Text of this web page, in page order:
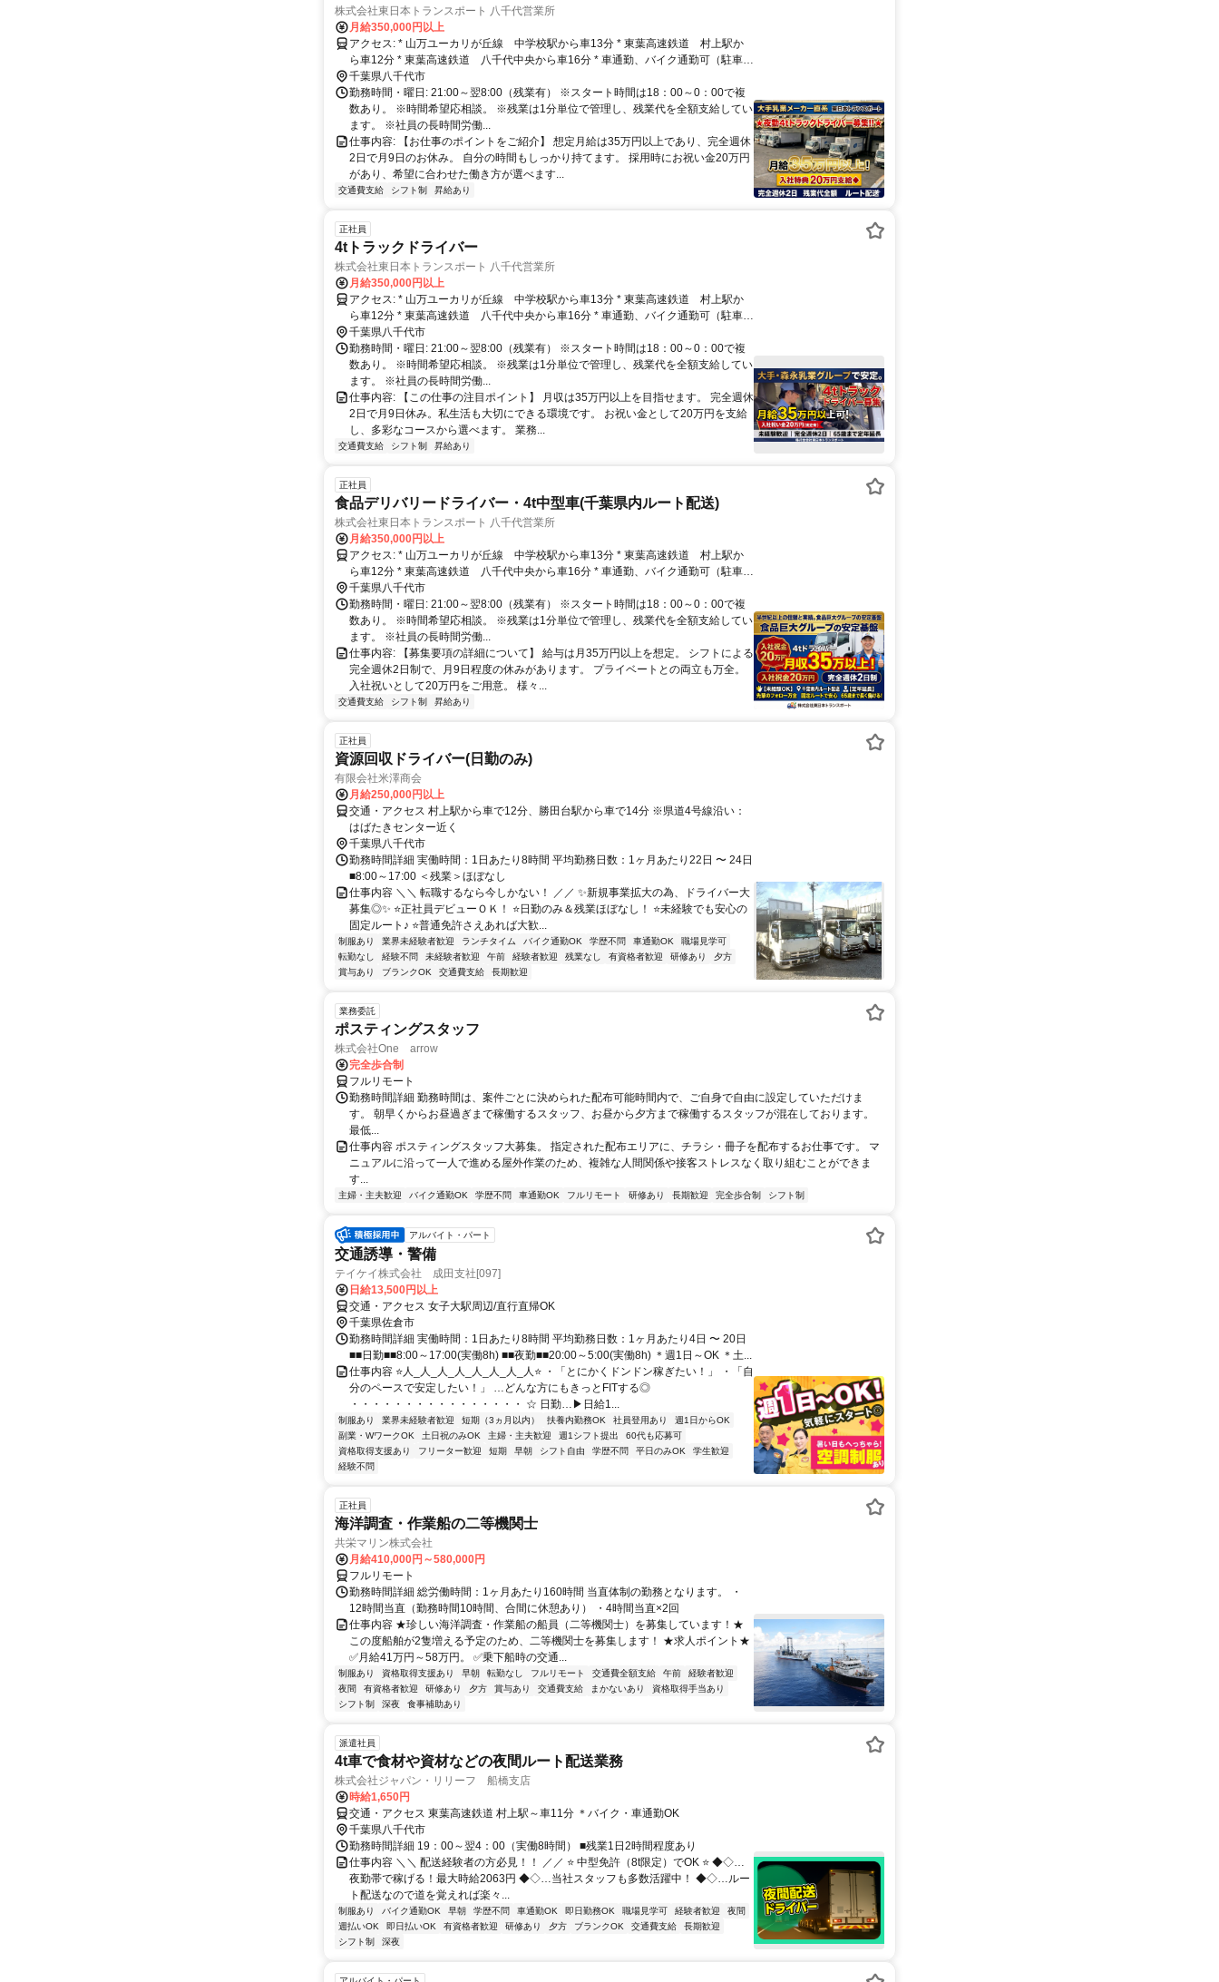
株式会社東日本トランスポート 八千代営業所
月給350,000円以上
アクセス: * 山万ユーカリが丘線 中学校駅から車13分 * 東葉高速鉄道 村上駅か
ら車12分 * 東葉高速鉄道 八千代中央から車16分 * 車通勤、バイク通勤可（駐車場
あり）
千葉県八千代市
勤務時間・曜日: 21:00～翌8:00（残業有） ※スタート時間は18：00～0：00で複
数あり。 ※時間希望応相談。 ※残業は1分単位で管理し、残業代を全額支給してい
ます。 ※社員の長時間労働...
仕事内容: 【お仕事のポイントをご紹介】 想定月給は35万円以上であり、完全週休
2日で月9日のお休み。 自分の時間もしっかり持てます。 採用時にお祝い金20万円
があり、希望に合わせた働き方が選べます...
交通費支給 シフト制 昇給あり
正社員
4tトラックドライバー
株式会社東日本トランスポート 八千代営業所
月給350,000円以上
アクセス: * 山万ユーカリが丘線 中学校駅から車13分 * 東葉高速鉄道 村上駅か
ら車12分 * 東葉高速鉄道 八千代中央から車16分 * 車通勤、バイク通勤可（駐車場
あり）
千葉県八千代市
勤務時間・曜日: 21:00～翌8:00（残業有） ※スタート時間は18：00～0：00で複
数あり。 ※時間希望応相談。 ※残業は1分単位で管理し、残業代を全額支給してい
ます。 ※社員の長時間労働...
仕事内容: 【この仕事の注目ポイント】 月収は35万円以上を目指せます。 完全週休
2日で月9日休み。私生活も大切にできる環境です。 お祝い金として20万円を支給
し、多彩なコースから選べます。 業務...
交通費支給 シフト制 昇給あり
正社員
食品デリバリードライバー・4t中型車(千葉県内ルート配送)
株式会社東日本トランスポート 八千代営業所
月給350,000円以上
アクセス: * 山万ユーカリが丘線 中学校駅から車13分 * 東葉高速鉄道 村上駅か
ら車12分 * 東葉高速鉄道 八千代中央から車16分 * 車通勤、バイク通勤可（駐車場
あり）
千葉県八千代市
勤務時間・曜日: 21:00～翌8:00（残業有） ※スタート時間は18：00～0：00で複
数あり。 ※時間希望応相談。 ※残業は1分単位で管理し、残業代を全額支給してい
ます。 ※社員の長時間労働...
仕事内容: 【募集要項の詳細について】 給与は月35万円以上を想定。 シフトによる
完全週休2日制で、月9日程度の休みがあります。 プライベートとの両立も万全。
入社祝いとして20万円をご用意。 様々...
交通費支給 シフト制 昇給あり
正社員
資源回収ドライバー(日勤のみ)
有限会社米澤商会
月給250,000円以上
交通・アクセス 村上駅から車で12分、勝田台駅から車で14分 ※県道4号線沿い：
はばたきセンター近く
千葉県八千代市
勤務時間詳細 実働時間：1日あたり8時間 平均勤務日数：1ヶ月あたり22日 〜 24日
■8:00～17:00 ＜残業＞ほぼなし
仕事内容 ＼＼ 転職するなら今しかない！ ／／ ✨新規事業拡大の為、ドライバー大
募集◎✨ ⭐正社員デビューＯＫ！ ⭐日勤のみ＆残業ほぼなし！ ⭐未経験でも安心の
固定ルート♪ ⭐普通免許さえあれば大歓...
制服あり 業界未経験者歓迎 ランチタイム バイク通勤OK 学歴不問 車通勤OK
職場見学可
転勤なし
経験不問 未経験者歓迎 午前 経験者歓迎 残業なし 有資格者歓迎 研修あり
夕方
賞与あり
ブランクOK 交通費支給 長期歓迎
業務委託
ポスティングスタッフ
株式会社One arrow
完全歩合制
フルリモート
勤務時間詳細 勤務時間は、案件ごとに決められた配布可能時間内で、ご自身で自由に設定していただけま
す。 朝早くからお昼過ぎまで稼働するスタッフ、お昼から夕方まで稼働するスタッフが混在しております。
最低...
仕事内容 ポスティングスタッフ大募集。 指定された配布エリアに、チラシ・冊子を配布するお仕事です。 マ
ニュアルに沿って一人で進める屋外作業のため、複雑な人間関係や接客ストレスなく取り組むことができま
す...
主婦・主夫歓迎 バイク通勤OK 学歴不問 車通勤OK フルリモート 研修あり 長期歓迎 完全歩合制 シフト制
アルバイト・パート
交通誘導・警備
テイケイ株式会社 成田支社[097]
日給13,500円以上
交通・アクセス 女子大駅周辺/直行直帰OK
千葉県佐倉市
勤務時間詳細 実働時間：1日あたり8時間 平均勤務日数：1ヶ月あたり4日 〜 20日
■■日勤■■8:00～17:00(実働8h) ■■夜勤■■20:00～5:00(実働8h) ＊週1日～OK ＊土...
仕事内容 ⭐人_人_人_人_人_人_人_人⭐ ・「とにかくドンドン稼ぎたい！」 ・「自
分のペースで安定したい！」 …どんな方にもきっとFITする◎
・・・・・・・・・・・・・・・・ ☆ 日勤…▶日給1...
制服あり 業界未経験者歓迎 短期（3ヵ月以内） 扶養内勤務OK 社員登用あり
週1日からOK
副業・WワークOK
土日祝のみOK 主婦・主夫歓迎 週1シフト提出
60代も応募可
資格取得支援あり
フリーター歓迎 短期 早朝 シフト自由 学歴不問 平日のみOK
学生歓迎
経験不問
正社員
海洋調査・作業船の二等機関士
共栄マリン株式会社
月給410,000円～580,000円
フルリモート
勤務時間詳細 総労働時間：1ヶ月あたり160時間 当直体制の勤務となります。 ・
12時間当直（勤務時間10時間、合間に休憩あり） ・4時間当直×2回
仕事内容 ★珍しい海洋調査・作業船の船員（二等機関士）を募集しています！★
この度船舶が2隻増える予定のため、二等機関士を募集します！ ★求人ポイント★
✅月給41万円～58万円。 ✅乗下船時の交通...
制服あり 資格取得支援あり 早朝 転勤なし フルリモート 交通費全額支給 午前
経験者歓迎
夜間
有資格者歓迎 研修あり 夕方 賞与あり 交通費支給 まかないあり
資格取得手当あり
シフト制
深夜 食事補助あり
派遣社員
4t車で食材や資材などの夜間ルート配送業務
株式会社ジャパン・リリーフ 船橋支店
時給1,650円
交通・アクセス 東葉高速鉄道 村上駅～車11分 ＊バイク・車通勤OK
千葉県八千代市
勤務時間詳細 19：00～翌4：00（実働8時間） ■残業1日2時間程度あり
仕事内容 ＼＼ 配送経験者の方必見！！ ／／ ⭐ 中型免許（8t限定）でOK ⭐ ◆◇…
夜勤帯で稼げる！最大時給2063円 ◆◇…当社スタッフも多数活躍中！ ◆◇…ルー
ト配送なので道を覚えれば楽々...
制服あり バイク通勤OK 早朝 学歴不問 車通勤OK 即日勤務OK 職場見学可 経験者歓迎
夜間
週払いOK
即日払いOK 有資格者歓迎 研修あり 夕方 ブランクOK 交通費支給
長期歓迎
シフト制
深夜